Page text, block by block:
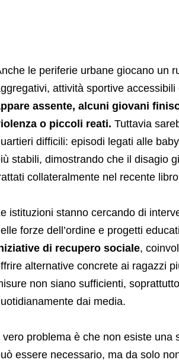
le periferie urbane giocano un
attività sportive
assente, alcuni giovani
o piccoli reati. Tuttavia
difficili: episodi legati alle
stabili, dimostrando che il disagio
collateralmente nel recente
istituzioni stanno cercando di
forze dell’ordine e progetti
di recupero sociale,
alternative concrete ai ragazzi
non siano sufficienti,
dai media.
vero problema è che non esiste una
essere necessario, ma da solo